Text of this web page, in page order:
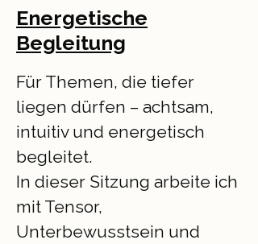
Energetische
Begleitung
Für Themen, die tiefer
liegen dürfen – achtsam,
intuitiv und energetisch
begleitet.
In dieser Sitzung arbeite ich
mit Tensor,
Unterbewusstsein und